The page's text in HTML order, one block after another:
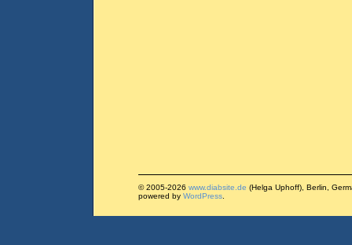
© 2005-2026 www.diabsite.de (Helga Uphoff), Berlin,
powered by WordPress.